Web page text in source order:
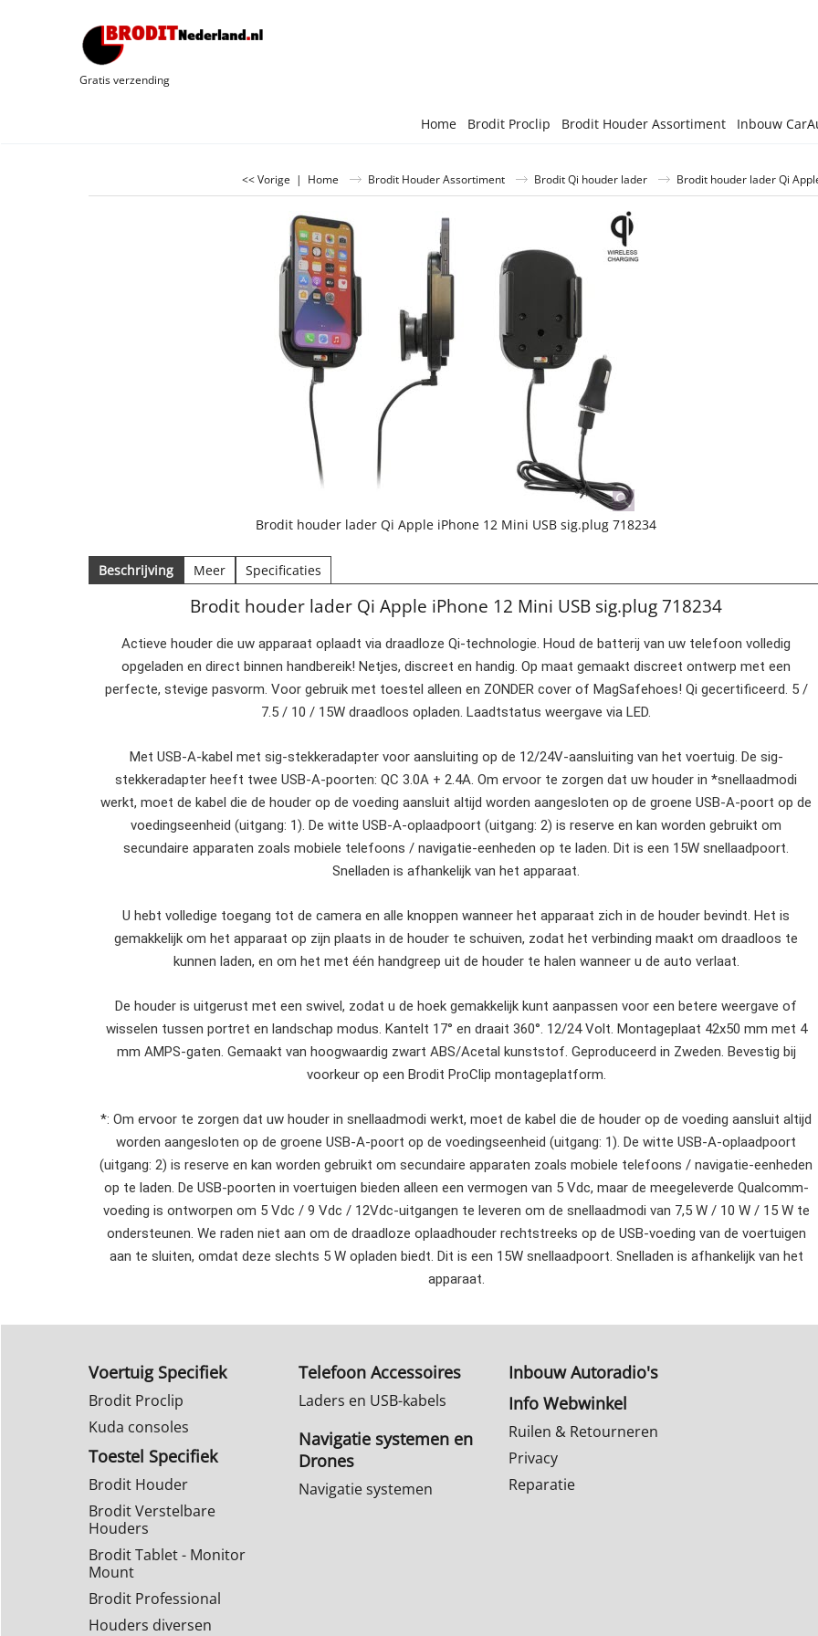
Gratis verzending
Home Brodit Proclip Brodit Houder Assortiment Inbouw
<< Vorige | Home Brodit Houder Assortiment Brodit Qi houder lader Brodit houder lader Qi
Brodit houder lader Qi Apple iPhone 12 Mini USB sig.plug 718234
Beschrijving Meer Specificaties
Brodit houder lader Qi Apple iPhone 12 Mini USB sig.plug 718234
Actieve houder die uw apparaat oplaadt via draadloze Qi-technologie. Houd de batterij van uw telefoon volledig
opgeladen en direct binnen handbereik! Netjes, discreet en handig. Op maat gemaakt discreet ontwerp met een
perfecte, stevige pasvorm. Voor gebruik met toestel alleen en ZONDER cover of MagSafehoes! Qi gecertificeerd. 5 /
7.5 / 10 / 15W draadloos opladen. Laadtstatus weergave via LED.
Met USB-A-kabel met sig-stekkeradapter voor aansluiting op de 12/24V-aansluiting van het voertuig. De sig-
stekkeradapter heeft twee USB-A-poorten: QC 3.0A + 2.4A. Om ervoor te zorgen dat uw houder in *snellaadmodi
werkt, moet de kabel die de houder op de voeding aansluit altijd worden aangesloten op de groene USB-A-poort op de
voedingseenheid (uitgang: 1). De witte USB-A-oplaadpoort (uitgang: 2) is reserve en kan worden gebruikt om
secundaire apparaten zoals mobiele telefoons / navigatie-eenheden op te laden. Dit is een 15W snellaadpoort.
Snelladen is afhankelijk van het apparaat.
U hebt volledige toegang tot de camera en alle knoppen wanneer het apparaat zich in de houder bevindt. Het is
gemakkelijk om het apparaat op zijn plaats in de houder te schuiven, zodat het verbinding maakt om draadloos te
kunnen laden, en om het met één handgreep uit de houder te halen wanneer u de auto verlaat.
De houder is uitgerust met een swivel, zodat u de hoek gemakkelijk kunt aanpassen voor een betere weergave of
wisselen tussen portret en landschap modus. Kantelt 17° en draait 360°. 12/24 Volt. Montageplaat 42x50 mm met 4
mm AMPS-gaten. Gemaakt van hoogwaardig zwart ABS/Acetal kunststof. Geproduceerd in Zweden. Bevestig bij
voorkeur op een Brodit ProClip montageplatform.
*: Om ervoor te zorgen dat uw houder in snellaadmodi werkt, moet de kabel die de houder op de voeding aansluit altijd
worden aangesloten op de groene USB-A-poort op de voedingseenheid (uitgang: 1). De witte USB-A-oplaadpoort
(uitgang: 2) is reserve en kan worden gebruikt om secundaire apparaten zoals mobiele telefoons / navigatie-eenheden
op te laden. De USB-poorten in voertuigen bieden alleen een vermogen van 5 Vdc, maar de meegeleverde Qualcomm-
voeding is ontworpen om 5 Vdc / 9 Vdc / 12Vdc-uitgangen te leveren om de snellaadmodi van 7,5 W / 10 W / 15 W te
ondersteunen. We raden niet aan om de draadloze oplaadhouder rechtstreeks op de USB-voeding van de voertuigen
aan te sluiten, omdat deze slechts 5 W opladen biedt. Dit is een 15W snellaadpoort. Snelladen is afhankelijk van het
apparaat.
Voertuig Specifiek
Brodit Proclip
Kuda consoles
Toestel Specifiek
Brodit Houder
Brodit Verstelbare
Houders
Brodit Tablet - Monitor
Mount
Brodit Professional
Houders diversen
Telefoon Accessoires
Laders en USB-kabels
Navigatie systemen en
Drones
Navigatie systemen
Inbouw Autoradio's
Info Webwinkel
Ruilen & Retourneren
Privacy
Reparatie